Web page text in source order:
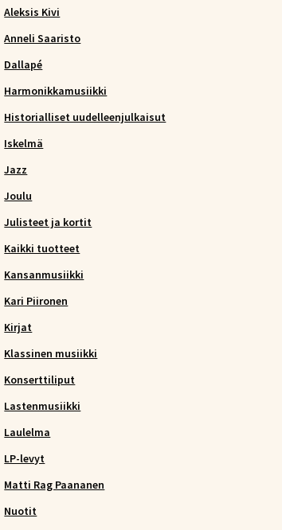
Aleksis Kivi
Anneli Saaristo
Dallapé
Harmonikkamusiikki
Historialliset uudelleenjulkaisut
Iskelmä
Jazz
Joulu
Julisteet ja kortit
Kaikki tuotteet
Kansanmusiikki
Kari Piironen
Kirjat
Klassinen musiikki
Konserttiliput
Lastenmusiikki
Laulelma
LP-levyt
Matti Rag Paananen
Nuotit